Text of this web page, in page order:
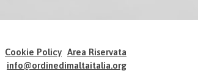
Cookie Policy Area Riservata
info@ordinedimaltaitalia.org